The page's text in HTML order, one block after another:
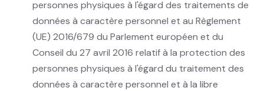
personnes physiques à l'égard des traitements de
données à caractère personnel et au Règlement
(UE) 2016/679 du Parlement européen et du
Conseil du 27 avril 2016 relatif à la protection des
personnes physiques à l'égard du traitement des
données à caractère personnel et à la libre